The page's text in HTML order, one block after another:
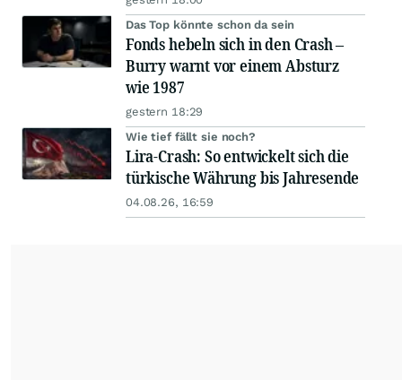
Das Top könnte schon da sein
Fonds hebeln sich in den Crash –
Burry warnt vor einem Absturz
wie 1987
gestern 18:29
Wie tief fällt sie noch?
Lira-Crash: So entwickelt sich die
türkische Währung bis Jahresende
04.08.26, 16:59